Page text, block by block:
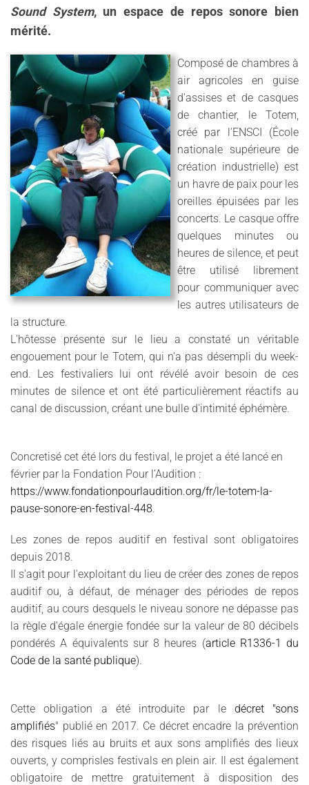
Sound System, un espace de repos sonore bien
mérité.
Composé de chambres à
air agricoles en guise
d'assises et de casques
de chantier, le Totem,
créé par l'ENSCI (École
nationale supérieure de
création industrielle) est
un havre de paix pour les
oreilles épuisées par les
concerts. Le casque offre
quelques minutes ou
heures de silence, et peut
être utilisé librement
pour communiquer avec
les autres utilisateurs de
la structure.
L'hôtesse présente sur le lieu a constaté un véritable
engouement pour le Totem, qui n'a pas désempli du week-
end. Les festivaliers lui ont révélé avoir besoin de ces
minutes de silence et ont été particulièrement réactifs au
canal de discussion, créant une bulle d'intimité éphémère.
Concretisé cet été lors du festival, le projet a été lancé en
février par la Fondation Pour l’Audition :
https://www.fondationpourlaudition.org/fr/le-totem-la-
pause-sonore-en-festival-448.
Les zones de repos auditif en festival sont obligatoires
depuis 2018.
Il s'agit pour l'exploitant du lieu de créer des zones de repos
auditif ou, à défaut, de ménager des périodes de repos
auditif, au cours desquels le niveau sonore ne dépasse pas
la règle d'égale énergie fondée sur la valeur de 80 décibels
pondérés A équivalents sur 8 heures (article R1336-1 du
Code de la santé publique).
Cette obligation a été introduite par le décret "sons
amplifiés" publié en 2017. Ce décret encadre la prévention
des risques liés au bruits et aux sons amplifiés des lieux
ouverts, y comprisles festivals en plein air. Il est également
obligatoire de mettre gratuitement à disposition des